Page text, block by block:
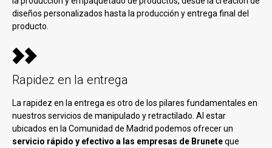
diseños personalizados hasta la producción y entrega final del
producto.
Rapidez en la entrega
La rapidez en la entrega es otro de los pilares fundamentales en
nuestros servicios de manipulado y retractilado. Al estar
ubicados en la Comunidad de Madrid podemos ofrecer un
servicio rápido y efectivo a las empresas de Bruneteque